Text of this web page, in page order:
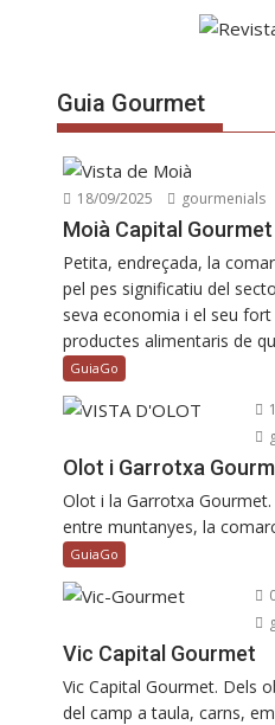
Guia Gourmet
18/09/2025 gourmenials
Moià Capital Gourmet
Petita, endreçada, la
pel pes significatiu del
seva economia i el seu
productes alimentaris de
GuiaGo
Olot i Garrotxa
Olot i la Garrotxa
entre muntanyes, la
GuiaGo
Vic Capital Gourmet
Vic Capital Gourmet. Dels
del camp a taula, carns,